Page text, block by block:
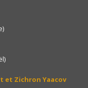
et Zichron Yaacov